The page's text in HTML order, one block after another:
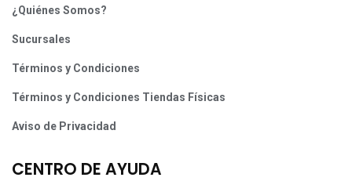
¿Quiénes Somos?
Sucursales
Términos y Condiciones
Términos y Condiciones Tiendas Físicas
Aviso de Privacidad
CENTRO DE AYUDA